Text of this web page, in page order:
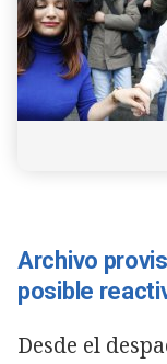
Archivo
posible
Desde el